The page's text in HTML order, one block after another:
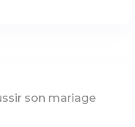
son mariage